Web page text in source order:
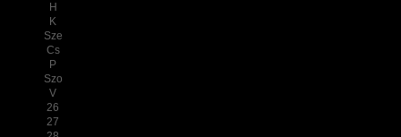
H
K
Sze
Cs
P
Szo
V
26
27